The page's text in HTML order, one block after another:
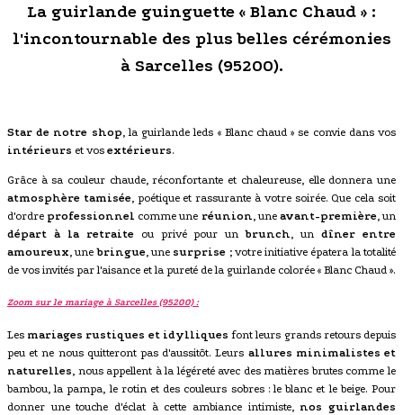
La guirlande guinguette « Blanc Chaud » :
l'incontournable des plus belles cérémonies
à Sarcelles (95200).
Star de notre shop , la guirlande leds « Blanc chaud » se convie dans vos
intérieurs et vos extérieurs.
Grâce à sa couleur chaude, réconfortante et chaleureuse, elle donnera une
atmosphère tamisée, poétique et rassurante à votre soirée. Que cela soit
d'ordre professionnel comme une réunion , une avant-première, un
départ à la retraiteou privé pour unbrunch , undîner entre
amoureux , unebringue, une surprise ; votre initiative épatera la totalité
de vos invités par l'aisance et la pureté de la guirlande colorée « Blanc Chaud ».
Zoom sur le mariage à Sarcelles (95200) :
Les mariages rustiques et idylliques font leurs grands retours depuis
peu et ne nous quitteront pas d'aussitôt. Leurs allures minimalistes et
naturelles , nous appellent à la légéreté avec des matières brutes comme le
bambou, la pampa, le rotin et des couleurs sobres : le blanc et le beige. Pour
donner une touche d'éclat à cette ambiance intimiste, nos guirlandes